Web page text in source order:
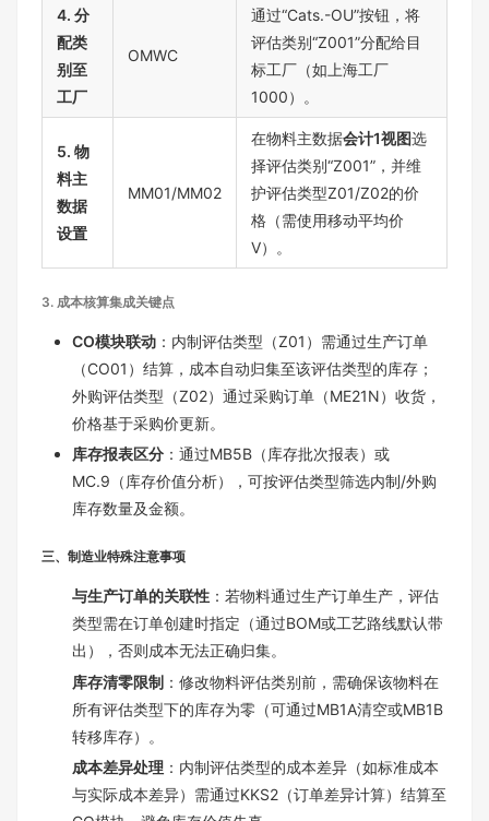
4. 分
配类
别至
工厂
OMWC
通过“Cats.-OU”按钮，将
评估类别“Z001”分配给目
标工厂（如上海工厂
1000）。
5. 物
料主
数据
设置
MM01/MM02
在物料主数据会计1视图选
择评估类别“Z001”，并维
护评估类型Z01/Z02的价
格（需使用移动平均价
V）。
3. 成本核算集成关键点
CO模块联动 ：内制评估类型（Z01）需通过生产订单
（CO01）结算，成本自动归集至该评估类型的库存；
外购评估类型（Z02）通过采购订单（ME21N）收货，
价格基于采购价更新。
库存报表区分 ：通过MB5B（库存批次报表）或
MC.9（库存价值分析），可按评估类型筛选内制/外购
库存数量及金额。
三、制造业特殊注意事项
与生产订单的关联性 ：若物料通过生产订单生产，评估
类型需在订单创建时指定（通过BOM或工艺路线默认带
出），否则成本无法正确归集。
库存清零限制 ：修改物料评估类别前，需确保该物料在
所有评估类型下的库存为零（可通过MB1A清空或MB1B
转移库存）。
成本差异处理 ：内制评估类型的成本差异（如标准成本
与实际成本差异）需通过KKS2（订单差异计算）结算至